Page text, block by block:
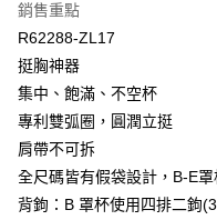
【注意事項】
易，需依本服務之必要範圍內提
權轉讓予恩沛科技股份有限公司。
https://aftee.tw/terms/#terms3
３．未成年的使用者請事先徵得
「AFTEE先享後付」，若未經
任。
４．使用「AFTEE先享後付」
7-11取貨付款
付款後7-11取貨
每筆NT$90，滿NT$1,000(含
每筆NT$90，滿NT$1,000(含
銷售重點
R62288-ZL17
挺胸神器
集中、飽滿、不空杯
專利雙弧圈，圓潤立挺
肩帶不可拆
全尺碼皆有假袋設計，B-E
背鉤：B 罩杯使用四排二鉤